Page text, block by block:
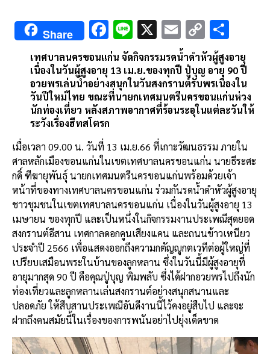
Share F
ac
e
b
o
o
k
Li
n
e
X E
m
ai
l
C
o
py
Li
n
h
ar
e
เทศบาลนครขอนแก่น จัดกิจกรรมรดน้ำดำหัวผู้สูงอายุ
เนื่องในวันผู้สูงอายุ 13 เม.ย.ของทุกปี ปู่บุญ อายุ 90ปี
อวยพรเล่นน้ำอย่างสนุกในวันสงกรานต์รับพรเนื่องใน
วันปีใหม่ไทย ขณะที่นายกเทศมนตรีนครขอนแก่นห่วง
นักท่องเที่ยว หลังสภาพอากาศที่ร้อนระอุในแต่ละวันให้
ระวังเรื่องฮีทสโตรก
เมื่อเวลา 09.00 น. วันที่ 13 เม.ย.66 ที่เกาะวัฒนธรรม ภายใน
ศาลหลักเมืองขอนแก่นในเขตเทศบาลนครขอนแก่น นายธีระศะ
กดิ์ฑีฆายุพันธุ์นายกเทศมนตรีนครขอนแก่นพร้อมด้วยเจ้า
หน้าที่ของทางเทศบาลนครขอนแก่น ร่วมกันรดน้ำดำหัวผู้สูงอายุ
ชาวชุมชนในเขตเทศบาลนครขอนแก่น เนื่องในวันผู้สูงอายุ 13
เมษายน ของทุกปี และเป็นหนึ่งในกิจกรรมงานประเพณีสุดยอด
สงกรานต์อีสาน เทศกาลดอกคูนเสียงแคน และถนนข้าวเหนียว
ประจำปี 2566 เพื่อแสดงออกถึงความกตัญญูกตเวทีต่อผู้ใหญ่ที่
เปรียบเสมือนพระในบ้านของลูกหลาน ซึ่งในวันนี้มีผู้สูงอายุที่
อายุมากสุด 90ปี คือคุณปู่บุญ พิมพลับ ซึ่งได้ฝากอวยพรไปถึงนัก
ท่องเที่ยวและลูกหลานเล่นสงกรานต์อย่างสนุกสนานและ
ปลอดภัย ให้สืบสานประเพณีอันดีงานนี้ไว้คงอยู่สืบไป และจะ
ฝากถึงคนสมัยนี้ในเรื่องของการพนันอย่าไปยุ่งเด็ดขาด